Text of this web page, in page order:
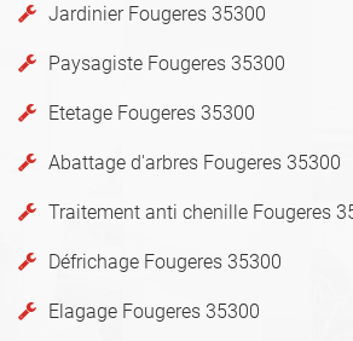
Jardinier Fougeres 35300
Paysagiste Fougeres 35300
Etetage Fougeres 35300
Abattage d'arbres Fougeres 35300
Traitement anti chenille Fougeres
Défrichage Fougeres 35300
Elagage Fougeres 35300